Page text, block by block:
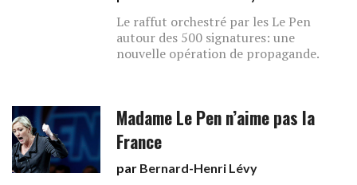
Le raffut orchestré par les Le Pen
autour des 500 signatures: une
nouvelle opération de propagande.
Madame Le Pen n’aime pas la
France
par Bernard-Henri Lévy